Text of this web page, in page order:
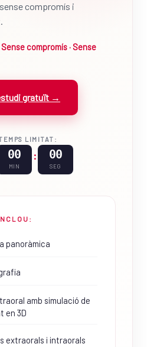
compromís i
Sense compromís · Sense
gratuït →
LIMITAT:
00
MIN
: 00
SEG
panoràmica
amb simulació de
en 3D
extraorals i intraorals